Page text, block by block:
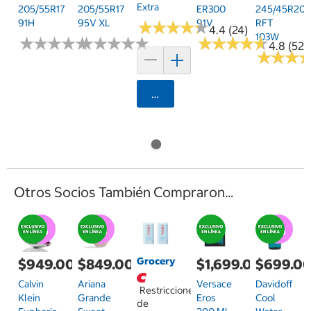
205/55R17
91H
★★★★★
★★★★★
205/55R17
95V XL
★★★★★
★★★★★
Extra
★★★★★
★★★★★4.4 (24)
Agregar
ER300
91V
★★★★★
★★★★★4.8 (52)
245/45R20
RFT
103W
★★★
★★★
Otros Socios También Compraron...
$949.00
Calvin
Klein
$849.00
Ariana
Grande
Grocery
Restricciones
de
$1,699.00
Versace
Eros
Davidoff
Cool